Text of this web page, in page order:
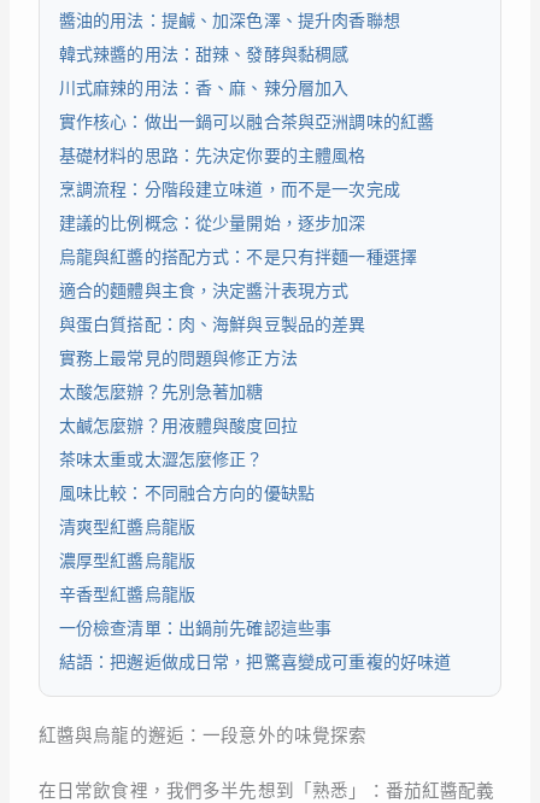
醬油的用法：提鹹、加深色澤、提升肉香聯想
韓式辣醬的用法：甜辣、發酵與黏稠感
川式麻辣的用法：香、麻、辣分層加入
實作核心：做出一鍋可以融合茶與亞洲調味的紅醬
基礎材料的思路：先決定你要的主體風格
烹調流程：分階段建立味道，而不是一次完成
建議的比例概念：從少量開始，逐步加深
烏龍與紅醬的搭配方式：不是只有拌麵一種選擇
適合的麵體與主食，決定醬汁表現方式
與蛋白質搭配：肉、海鮮與豆製品的差異
實務上最常見的問題與修正方法
太酸怎麼辦？先別急著加糖
太鹹怎麼辦？用液體與酸度回拉
茶味太重或太澀怎麼修正？
風味比較：不同融合方向的優缺點
清爽型紅醬烏龍版
濃厚型紅醬烏龍版
辛香型紅醬烏龍版
一份檢查清單：出鍋前先確認這些事
結語：把邂逅做成日常，把驚喜變成可重複的好味道
紅醬與烏龍的邂逅：一段意外的味覺探索
在日常飲食裡，我們多半先想到「熟悉」：番茄紅醬配義